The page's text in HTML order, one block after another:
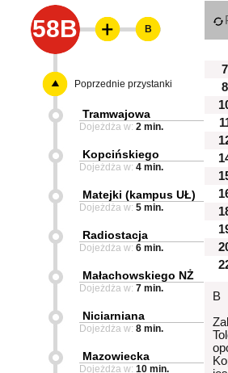
58B
7
8
B
B
Poprzednie przystanki
Tramwajowa
Dojeżdża w: 2 min.
Kopcińskiego
Dojeżdża w: 4 min.
Matejki (kampus UŁ)
Dojeżdża w: 5 min.
Radiostacja
Dojeżdża w: 6 min.
Małachowskiego NŻ
Dojeżdża w: 7 min.
Niciarniana
Dojeżdża w: 8 min.
Mazowiecka
Dojeżdża w: 10 min.